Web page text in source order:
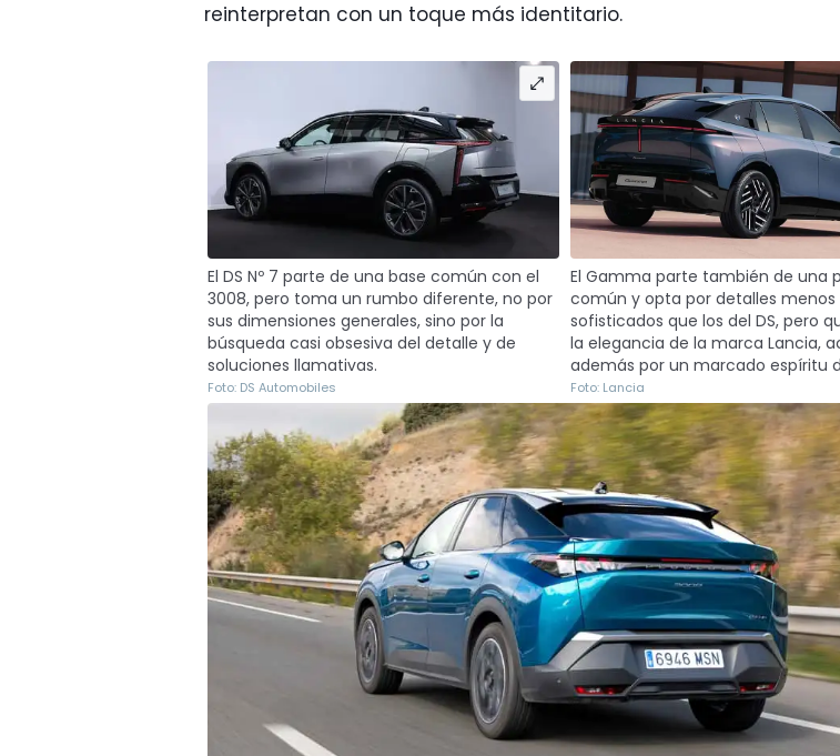
reinterpretan con un toque más identitario.
El DS Nº 7 parte de una base común con el
3008, pero toma un rumbo diferente, no por
sus dimensiones generales, sino por la
búsqueda casi obsesiva del detalle y de
soluciones llamativas.
Foto: DS Automobiles
El Gamma parte también de una
común y opta por detalles menos
sofisticados que los del DS, pero
la elegancia de la marca Lancia,
además por un marcado espíritu
Foto: Lancia